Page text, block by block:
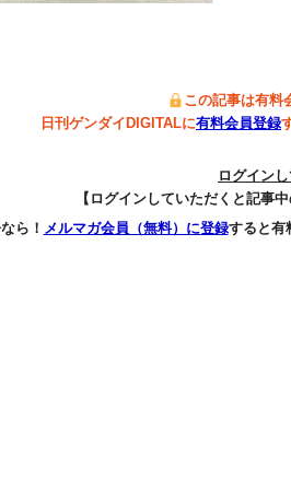
この記事は有料
日刊ゲンダイDIGITALに有料会員登録
ログイン
【ログインしていただくと記事
ら！ メルマガ会員（無料）に登録すると有